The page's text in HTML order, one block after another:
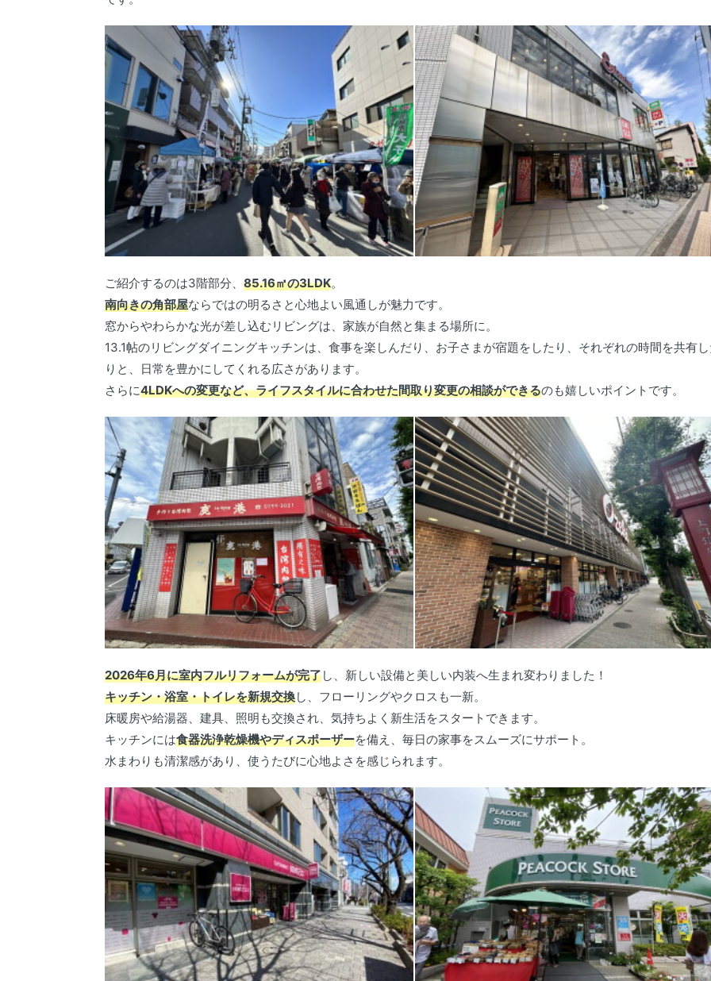
ご紹介するのは3階部分、 85.16㎡の3LDK。
南向きの角部屋ならではの明るさと心地よい風通しが魅力です。
窓からやわらかな光が差し込むリビングは、家族が自然と集まる場所に。
13.1帖のリビングダイニングキッチンは、食事を楽しんだり、お子さまが宿題をしたり、それぞれの時間を共有
りと、日常を豊かにしてくれる広さがあります。
さらに4LDKへの変更など、ライフスタイルに合わせた間取り変更の相談ができるのも嬉しいポイントです。
2026年6月に室内フルリフォームが完了し、新しい設備と美しい内装へ生まれ変わりました！
キッチン・浴室・トイレを新規交換し、フローリングやクロスも一新。
床暖房や給湯器、建具、照明も交換され、気持ちよく新生活をスタートできます。
キッチンには食器洗浄乾燥機やディスポーザーを備え、毎日の家事をスムーズにサポート。
水まわりも清潔感があり、使うたびに心地よさを感じられます。